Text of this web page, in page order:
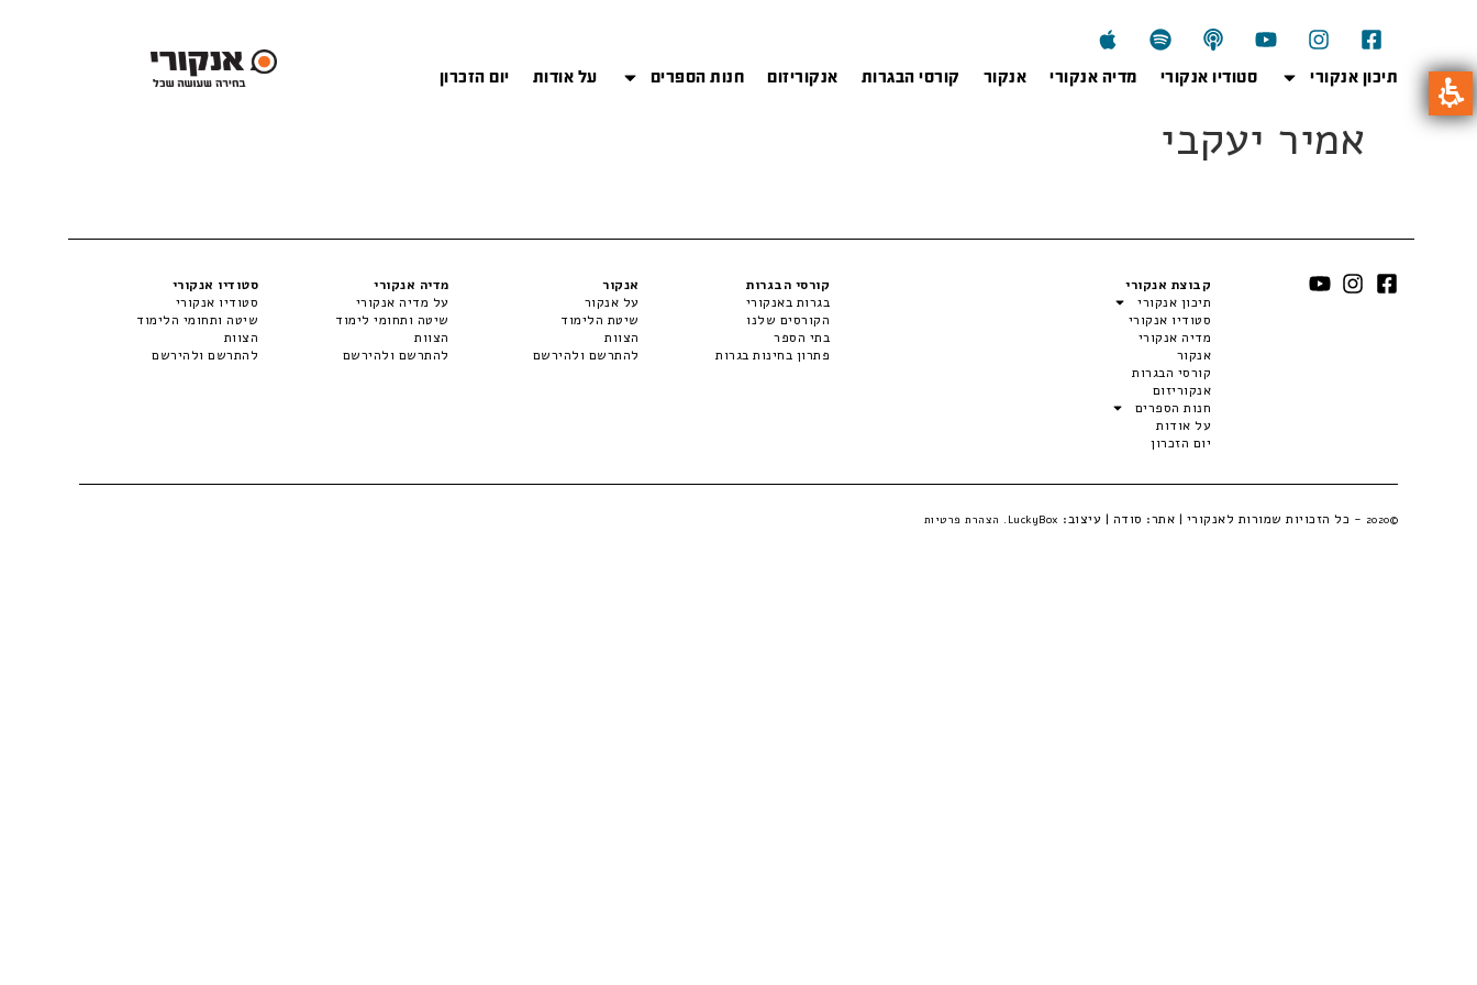
תיכון אנקורי סטודיו אנקורי מדיה אנקורי אנקור קורסי הבגרות אנקוריזום חנות הספרים על אודות יום הזכרון
אמיר יעקבי
קבוצת אנקורי
תיכון אנקורי
סטודיו אנקורי
מדיה אנקורי
אנקור
קורסי הבגרות
אנקוריזום
חנות הספרים
על אודות
יום הזכרון
קורסי הבגרות
בגרות באנקורי
הקורסים שלנו
בתי הספר
פתרון בחינות בגרות
אנקור
על אנקור
שיטת הלימוד
הצוות
להתרשם ולהירשם
מדיה אנקורי
על מדיה אנקורי
שיטה ותחומי לימוד
הצוות
להתרשם ולהירשם
סטודיו אנקורי
סטודיו אנקורי
שיטה ותחומי הלימוד
הצוות
להתרשם ולהירשם
©2020 - כל הזכויות שמורות לאנקורי | אתר: סודה | עיצוב: LuckyBox. הצהרת פרטיות